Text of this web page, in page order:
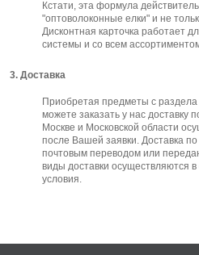
Кстати, эта формула
"оптоволоконные елки" и не
Дисконтная карточка работает
системы и со всем
3. Доставка
Приобретая предметы с
можете заказать у нас доставку
Москве и Московской области
после Вашей заявки. Доставка
почтовым переводом или
виды доставки осуществляются
условия.